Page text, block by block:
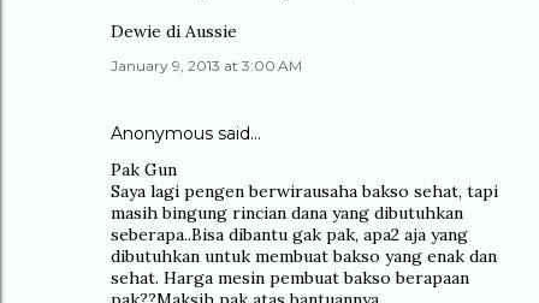
Dewie di Aussie
January 9, 2013 at 3:00 AM
Anonymous said…
Pak Gun
Saya lagi pengen berwirausaha bakso sehat, tapi
masih bingung rincian dana yang dibutuhkan
seberapa..Bisa dibantu gak pak, apa2 aja yang
dibutuhkan untuk membuat bakso yang enak dan
sehat. Harga mesin pembuat bakso berapaan